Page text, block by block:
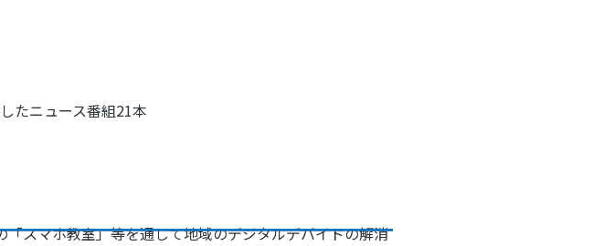
たニュース番組21本
スマホ教室」等を通して地域のデジタルデバイドの解消